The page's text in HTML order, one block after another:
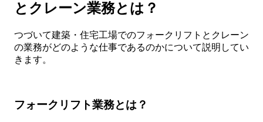
とクレーン業務とは？
つづいて建築・住宅工場でのフォークリフトとクレーン
の業務がどのような仕事であるのかについて説明してい
きます。
フォークリフト業務とは？